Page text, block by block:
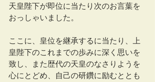
天皇陛下が即位に当たり次のお言葉を
おっしゃいました。
ここに、皇位を継承するに当たり、上
皇陛下のこれまでの歩みに深く思いを
致し、また歴代の天皇のなさりようを
心にとどめ、自己の研鑽に励むととも